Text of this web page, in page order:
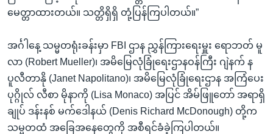
မေတ္တာထားတယ်။ သတ္တိရှိရှိ တုံ့ပြန်ကြပါတယ်။”
အင်္ဂါနေ့ သမ္မတရုံးခန်းမှာ FBI ဌာန ညွှန်ကြားရေးမှူး ရောဘတ် မူ
လာ (Robert Mueller)၊ အမိမြေလုံခြုံရေးဌာနဝန်ကြီး ဂျဲနက် န
ပူလီတာနို (Janet Napolitano)၊ အမိမြေလုံခြုံရေးဌာန အကြံပေး
ပုဂ္ဂိုလ် လီစာ မိုနာကို (Lisa Monaco) အပြင် အိမ်ဖြူတော် အရာရှိ
ချုပ် ဒန်းနစ် မက်ဒေါနယ် (Denis Richard McDonough) တို့က
သမ္မတထံ အခြေအနေတွေကို အစီရင်ခံခဲ့ကြပါတယ်။